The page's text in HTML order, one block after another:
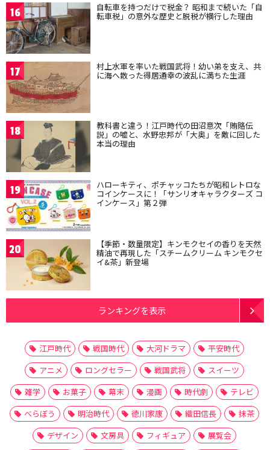
16 自転車を持つだけで税金？ 昭和まで続いた「自
転車税」の意外な歴史と脱税が横行した理由
17 村上水軍を率いた戦国武将！幼い弟を支え、共
に海へ散った得居通幸の波乱に満ちた生涯
18 教科書と違う！江戸時代の田沼意次「賄賂伝
説」の嘘と、水野忠邦が「大奥」を敵に回した
本当の理由
19 ハローキティ、ポチャッコたちが昭和レトロな
コインケースに！「サンリオキャラクターズ コ
インケース」第２弾
20 【季節・数量限定】キンモクセイの香りを天然
精油で再現した「スチームクリーム キンモクセ
イ&茶」新登場
ランキングを表示
江戸時代 戦国時代 大河ドラマ
平安時代
アニメ
ロングセラー 戦国武将
スイーツ
雑学
お菓子 幕末 漫画 時代劇
テレビ
べらぼう
明治時代 徳川家康 織田信長
抹茶
デザイン
文房具 フィギュア
展覧会